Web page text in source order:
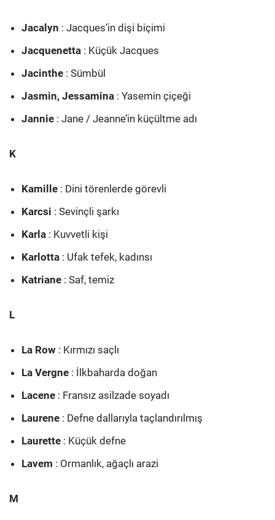
Jacalyn : Jacques’in dişi biçimi
Jacquenetta : Küçük Jacques
Jacinthe : Sümbül
Jasmin, Jessamina : Yasemin çiçeği
Jannie : Jane / Jeanne’in küçültme adı
K
Kamille : Dini törenlerde görevli
Karcsi : Sevinçli şarkı
Karla : Kuvvetli kişi
Karlotta : Ufak tefek, kadınsı
Katriane : Saf, temiz
L
La Row : Kırmızı saçlı
La Vergne : İlkbaharda doğan
Lacene : Fransız asilzade soyadı
Laurene : Defne dallarıyla taçlandırılmış
Laurette : Küçük defne
Lavem : Ormanlık, ağaçlı arazi
M